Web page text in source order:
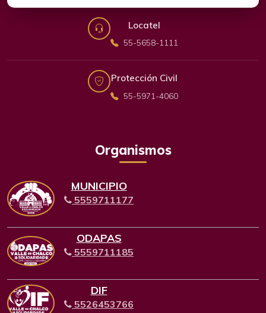
Locatel
55-5658-1111
Protección Civil
55-5971-4060
Organismos
MUNICIPIO
5559711177
ODAPAS
5559711185
DIF
5526453766